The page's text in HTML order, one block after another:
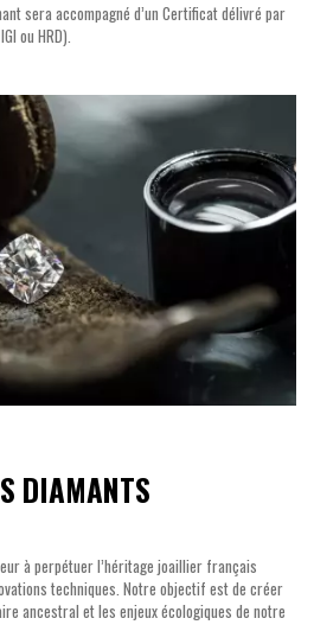
sera accompagné d’un Certificat délivré par
ou HRD).
DIAMANTS
à perpétuer l’héritage joaillier français
techniques. Notre objectif est de créer
ancestral et les enjeux écologiques de notre